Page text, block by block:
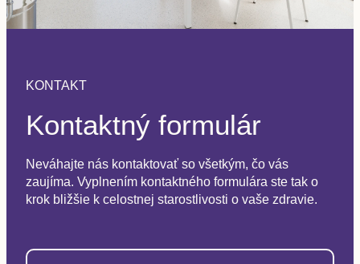
KONTAKT
Kontaktný formulár
Neváhajte nás kontaktovať so všetkým, čo vás
zaujíma. Vyplnením kontaktného formulára ste tak o
krok bližšie k celostnej starostlivosti o vaše zdravie.